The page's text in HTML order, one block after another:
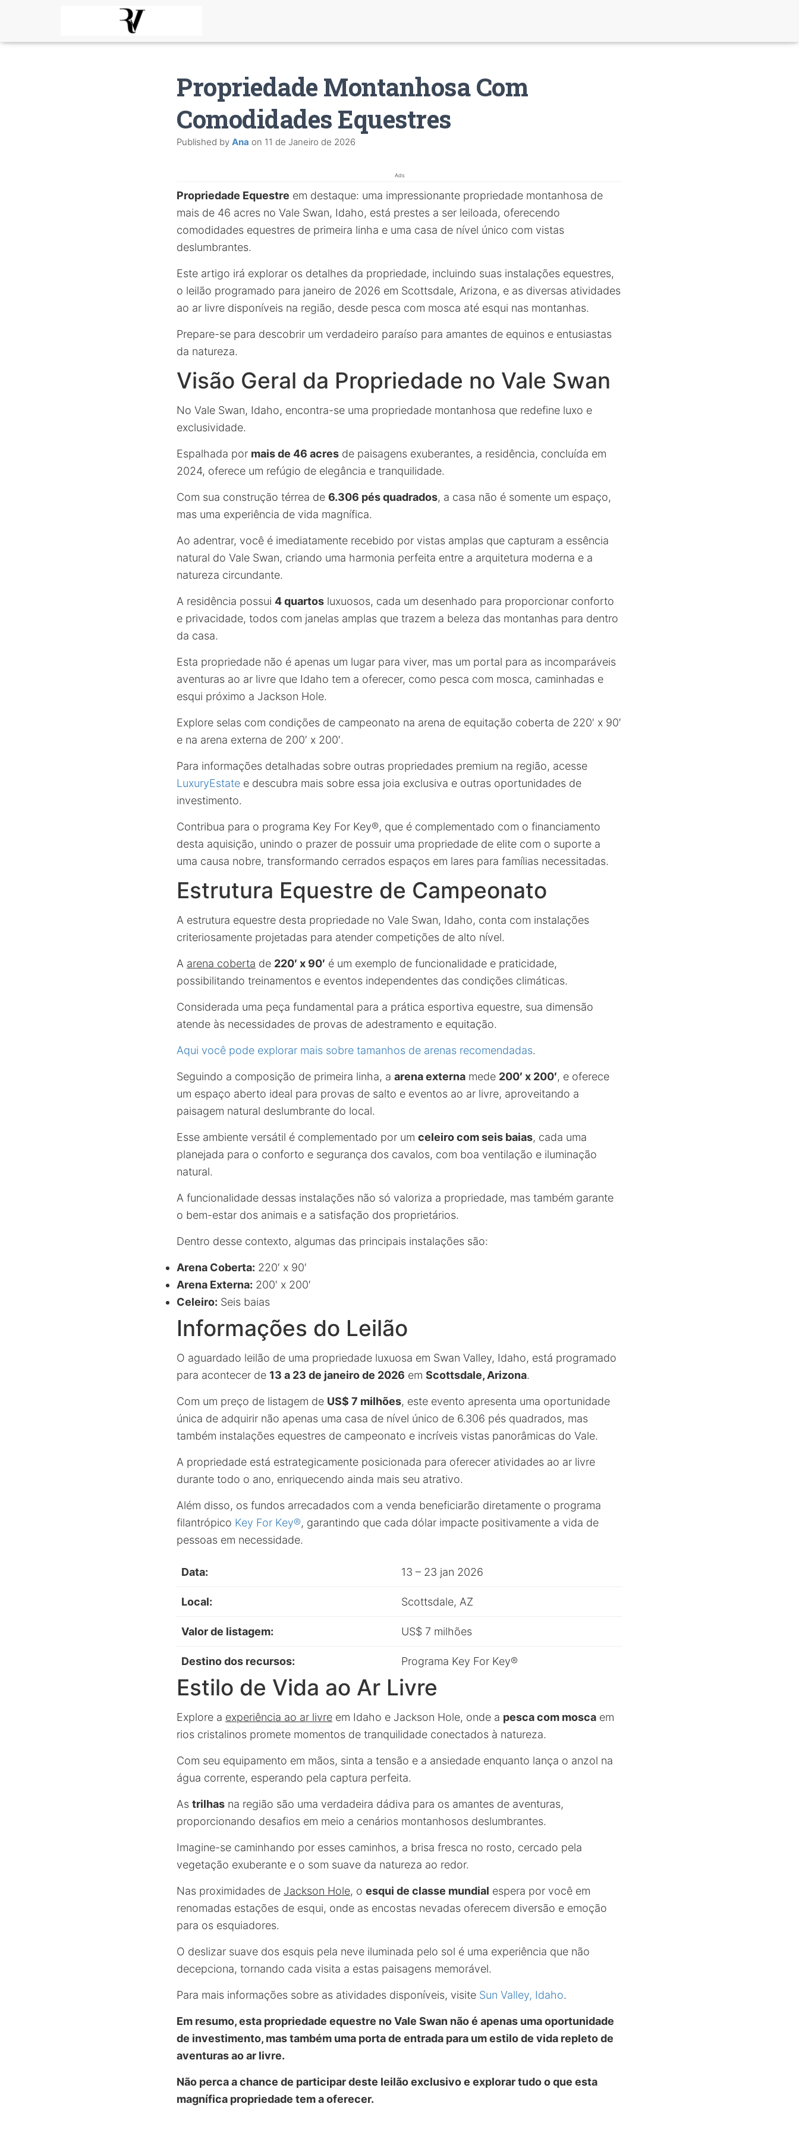
Propriedade Montanhosa Com
Comodidades Equestres
Published by Ana on 11 de Janeiro de 2026
Ads
Propriedade Equestre em destaque: uma impressionante propriedade montanhosa de
mais de 46 acres no Vale Swan, Idaho, está prestes a ser leiloada, oferecendo
comodidades equestres de primeira linha e uma casa de nível único com vistas
deslumbrantes.
Este artigo irá explorar os detalhes da propriedade, incluindo suas instalações equestres,
o leilão programado para janeiro de 2026 em Scottsdale, Arizona, e as diversas atividades
ao ar livre disponíveis na região, desde pesca com mosca até esqui nas montanhas.
Prepare-se para descobrir um verdadeiro paraíso para amantes de equinos e entusiastas
da natureza.
Visão Geral da Propriedade no Vale Swan
No Vale Swan, Idaho, encontra-se uma propriedade montanhosa que redefine luxo e
exclusividade.
Espalhada por mais de 46 acres de paisagens exuberantes, a residência, concluída em
2024, oferece um refúgio de elegância e tranquilidade.
Com sua construção térrea de 6.306 pés quadrados, a casa não é somente um espaço,
mas uma experiência de vida magnífica.
Ao adentrar, você é imediatamente recebido por vistas amplas que capturam a essência
natural do Vale Swan, criando uma harmonia perfeita entre a arquitetura moderna e a
natureza circundante.
A residência possui 4 quartos luxuosos, cada um desenhado para proporcionar conforto
e privacidade, todos com janelas amplas que trazem a beleza das montanhas para dentro
da casa.
Esta propriedade não é apenas um lugar para viver, mas um portal para as incomparáveis
aventuras ao ar livre que Idaho tem a oferecer, como pesca com mosca, caminhadas e
esqui próximo a Jackson Hole.
Explore selas com condições de campeonato na arena de equitação coberta de 220′ x 90′
e na arena externa de 200′ x 200′.
Para informações detalhadas sobre outras propriedades premium na região, acesse
LuxuryEstate e descubra mais sobre essa joia exclusiva e outras oportunidades de
investimento.
Contribua para o programa Key For Key®, que é complementado com o financiamento
desta aquisição, unindo o prazer de possuir uma propriedade de elite com o suporte a
uma causa nobre, transformando cerrados espaços em lares para famílias necessitadas.
Estrutura Equestre de Campeonato
A estrutura equestre desta propriedade no Vale Swan, Idaho, conta com instalações
criteriosamente projetadas para atender competições de alto nível.
A arena coberta de 220′ x 90′ é um exemplo de funcionalidade e praticidade,
possibilitando treinamentos e eventos independentes das condições climáticas.
Considerada uma peça fundamental para a prática esportiva equestre, sua dimensão
atende às necessidades de provas de adestramento e equitação.
Aqui você pode explorar mais sobre tamanhos de arenas recomendadas.
Seguindo a composição de primeira linha, a arena externa mede 200′ x 200′, e oferece
um espaço aberto ideal para provas de salto e eventos ao ar livre, aproveitando a
paisagem natural deslumbrante do local.
Esse ambiente versátil é complementado por um celeiro com seis baias, cada uma
planejada para o conforto e segurança dos cavalos, com boa ventilação e iluminação
natural.
A funcionalidade dessas instalações não só valoriza a propriedade, mas também garante
o bem-estar dos animais e a satisfação dos proprietários.
Dentro desse contexto, algumas das principais instalações são:
Arena Coberta: 220′ x 90′
Arena Externa: 200′ x 200′
Celeiro: Seis baias
Informações do Leilão
O aguardado leilão de uma propriedade luxuosa em Swan Valley, Idaho, está programado
para acontecer de 13 a 23 de janeiro de 2026 em Scottsdale, Arizona.
Com um preço de listagem de US$ 7 milhões, este evento apresenta uma oportunidade
única de adquirir não apenas uma casa de nível único de 6.306 pés quadrados, mas
também instalações equestres de campeonato e incríveis vistas panorâmicas do Vale.
A propriedade está estrategicamente posicionada para oferecer atividades ao ar livre
durante todo o ano, enriquecendo ainda mais seu atrativo.
Além disso, os fundos arrecadados com a venda beneficiarão diretamente o programa
filantrópico Key For Key®, garantindo que cada dólar impacte positivamente a vida de
pessoas em necessidade.
Data: 13 – 23 jan 2026
Local: Scottsdale, AZ
Valor de listagem: US$ 7 milhões
Destino dos recursos: Programa Key For Key®
Estilo de Vida ao Ar Livre
Explore a experiência ao ar livre em Idaho e Jackson Hole, onde a pesca com mosca em
rios cristalinos promete momentos de tranquilidade conectados à natureza.
Com seu equipamento em mãos, sinta a tensão e a ansiedade enquanto lança o anzol na
água corrente, esperando pela captura perfeita.
As trilhas na região são uma verdadeira dádiva para os amantes de aventuras,
proporcionando desafios em meio a cenários montanhosos deslumbrantes.
Imagine-se caminhando por esses caminhos, a brisa fresca no rosto, cercado pela
vegetação exuberante e o som suave da natureza ao redor.
Nas proximidades de Jackson Hole, o esqui de classe mundial espera por você em
renomadas estações de esqui, onde as encostas nevadas oferecem diversão e emoção
para os esquiadores.
O deslizar suave dos esquis pela neve iluminada pelo sol é uma experiência que não
decepciona, tornando cada visita a estas paisagens memorável.
Para mais informações sobre as atividades disponíveis, visite Sun Valley, Idaho.
Em resumo, esta propriedade equestre no Vale Swan não é apenas uma oportunidade
de investimento, mas também uma porta de entrada para um estilo de vida repleto de
aventuras ao ar livre.
Não perca a chance de participar deste leilão exclusivo e explorar tudo o que esta
magnífica propriedade tem a oferecer.